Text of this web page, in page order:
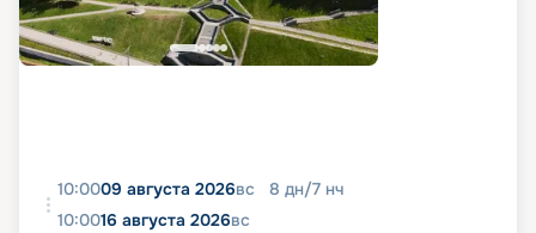
10:0009 августа 2026вс 8 дн/7 нч
10:0016 августа 2026вс